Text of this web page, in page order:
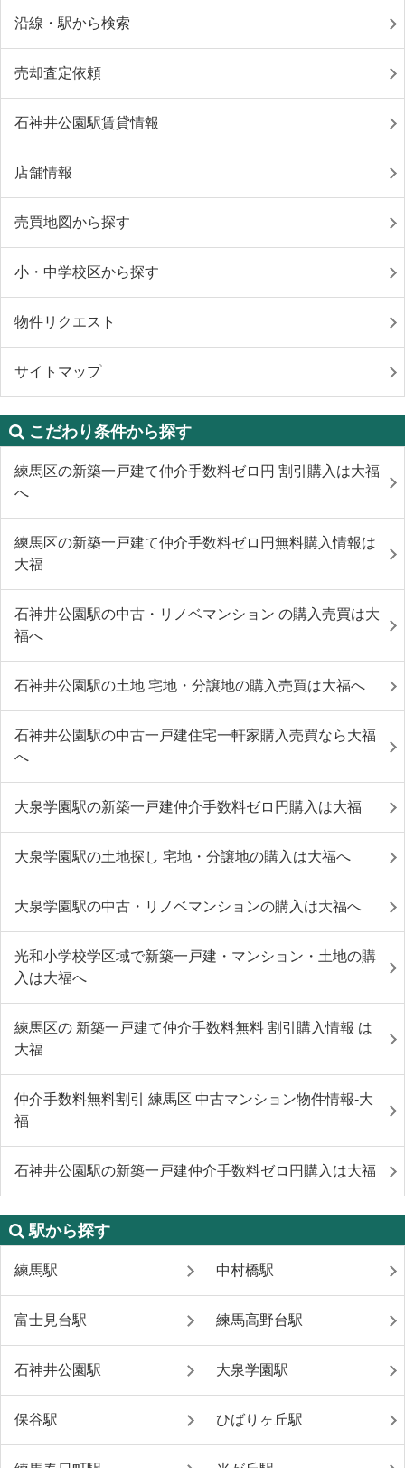
沿線・駅から検索
売却査定依頼
石神井公園駅賃貸情報
店舗情報
売買地図から探す
小・中学校区から探す
物件リクエスト
サイトマップ
こだわり条件から探す
練馬区の新築一戸建て仲介手数料ゼロ円 割引購入は大福
へ
練馬区の新築一戸建て仲介手数料ゼロ円無料購入情報は
大福
石神井公園駅の中古・リノベマンション の購入売買は大
福へ
石神井公園駅の土地 宅地・分譲地の購入売買は大福へ
石神井公園駅の中古一戸建住宅一軒家購入売買なら大福
へ
大泉学園駅の新築一戸建仲介手数料ゼロ円購入は大福
大泉学園駅の土地探し 宅地・分譲地の購入は大福へ
大泉学園駅の中古・リノベマンションの購入は大福へ
光和小学校学区域で新築一戸建・マンション・土地の購
入は大福へ
練馬区の 新築一戸建て仲介手数料無料 割引購入情報 は
大福
仲介手数料無料割引 練馬区 中古マンション物件情報-大
福
石神井公園駅の新築一戸建仲介手数料ゼロ円購入は大福
駅から探す
練馬駅 中村橋駅
富士見台駅 練馬高野台駅
石神井公園駅 大泉学園駅
保谷駅 ひばりヶ丘駅